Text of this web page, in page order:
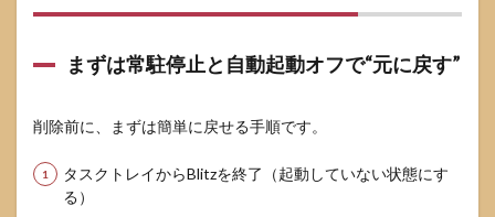
まずは常駐停止と自動起動オフで“元に戻す”
削除前に、まずは簡単に戻せる手順です。
タスクトレイからBlitzを終了（起動していない状態にす
る）